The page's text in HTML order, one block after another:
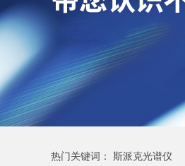
热门关键词： 斯派克光谱仪